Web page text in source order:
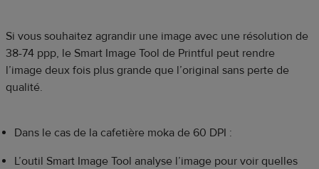
Si vous souhaitez agrandir une image avec une résolution de
38-74 ppp, le Smart Image Tool de Printful peut rendre
l’image deux fois plus grande que l’original sans perte de
qualité.
Dans le cas de la cafetière moka de 60 DPI :
L’outil Smart Image Tool analyse l’image pour voir quelles